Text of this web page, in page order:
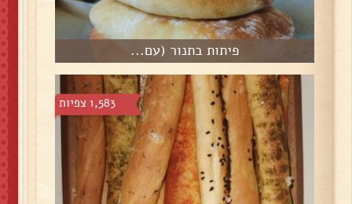
פיתות בתנור (עם...
1,583 צפיות